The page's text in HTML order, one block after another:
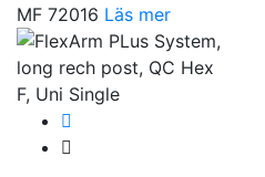
MF 72016 Läs mer